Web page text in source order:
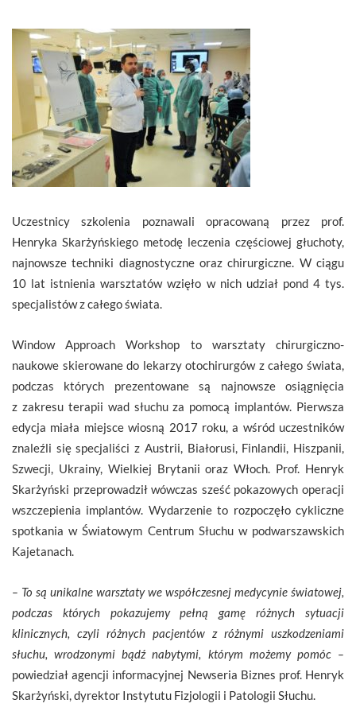
Uczestnicy szkolenia poznawali opracowaną przez prof.
Henryka Skarżyńskiego metodę leczenia częściowej głuchoty,
najnowsze techniki diagnostyczne oraz chirurgiczne. W ciągu
10 lat istnienia warsztatów wzięło w nich udział pond 4 tys.
specjalistów z całego świata.
Window Approach Workshop to warsztaty chirurgiczno-
naukowe skierowane do lekarzy otochirurgów z całego świata,
podczas których prezentowane są najnowsze osiągnięcia
z zakresu terapii wad słuchu za pomocą implantów. Pierwsza
edycja miała miejsce wiosną 2017 roku, a wśród uczestników
znaleźli się specjaliści z Austrii, Białorusi, Finlandii, Hiszpanii,
Szwecji, Ukrainy, Wielkiej Brytanii oraz Włoch. Prof. Henryk
Skarżyński przeprowadził wówczas sześć pokazowych operacji
wszczepienia implantów. Wydarzenie to rozpoczęło cykliczne
spotkania w Światowym Centrum Słuchu w podwarszawskich
Kajetanach.
– To są unikalne warsztaty we współczesnej medycynie światowej,
podczas których pokazujemy pełną gamę różnych sytuacji
klinicznych, czyli różnych pacjentów z różnymi uszkodzeniami
słuchu, wrodzonymi bądź nabytymi, którym możemy pomóc –
powiedział agencji informacyjnej Newseria Biznes prof. Henryk
Skarżyński, dyrektor Instytutu Fizjologii i Patologii Słuchu.